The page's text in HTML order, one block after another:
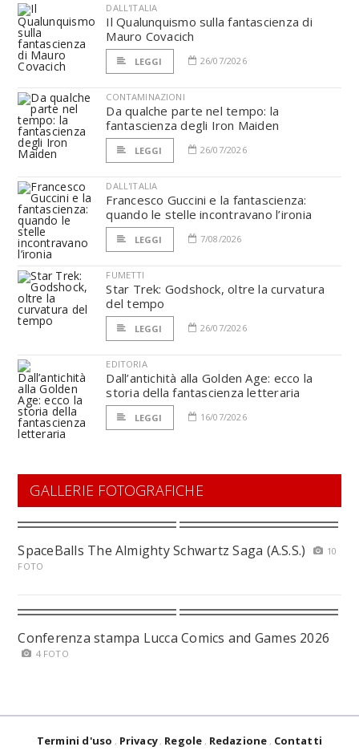
DALL'ITALIA
Il Qualunquismo sulla fantascienza di
Mauro Covacich
LEGGI 26/07/2026
CONTAMINAZIONI
Da qualche parte nel tempo: la
fantascienza degli Iron Maiden
LEGGI 26/07/2026
DALL'ITALIA
Francesco Guccini e la fantascienza:
quando le stelle incontravano l’ironia
LEGGI 7/08/2026
FUMETTI
Star Trek: Godshock, oltre la curvatura
del tempo
LEGGI 26/07/2026
EDITORIA
Dall’antichità alla Golden Age: ecco la
storia della fantascienza letteraria
LEGGI 16/07/2026
GALLERIE FOTOGRAFICHE
SpaceBalls The Almighty Schwartz Saga (A.S.S.)
10
FOTO
Conferenza stampa Lucca Comics and Games 2026
4 FOTO
Termini d'uso Privacy Regole Redazione Contatti